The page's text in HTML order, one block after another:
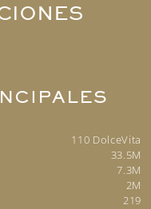
110 DolceVita
33.5M
7.3M
2M
219